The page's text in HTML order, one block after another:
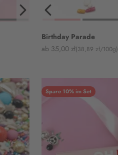
Birthday Parade
Angebot
ab 35,00 zł(38,89 zł/100g)
Spare 10% im Set